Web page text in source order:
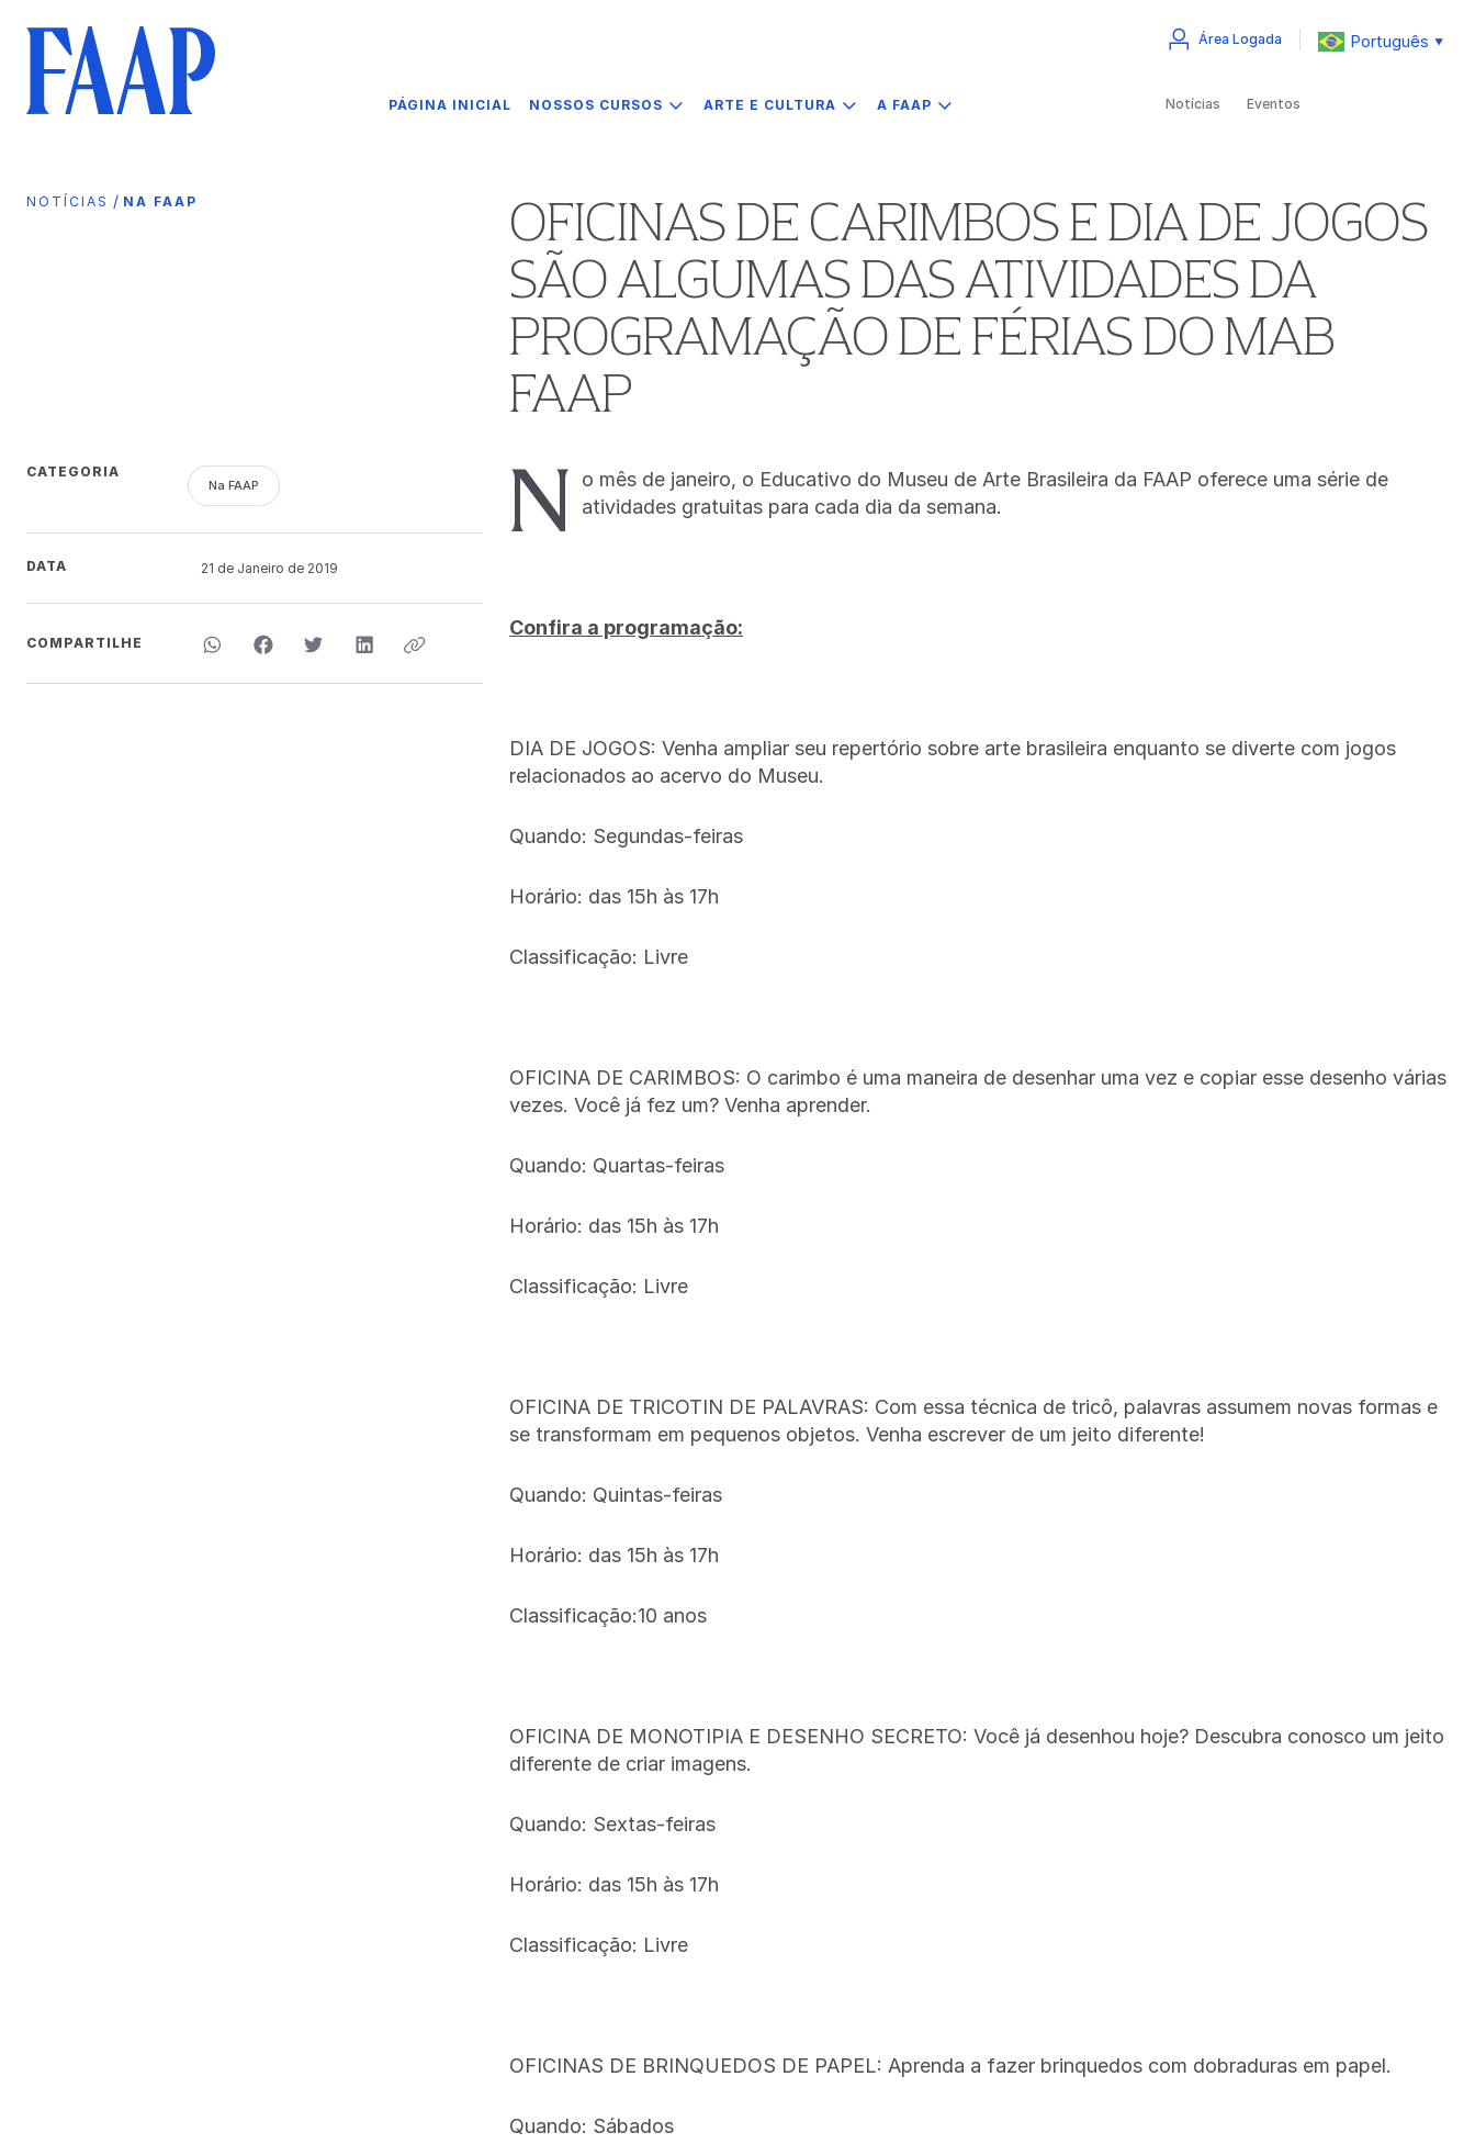
PÁGINA INICIAL NOSSOS CURSOS ARTE E CULTURA A FAAP
Área Logada Português ▼
Notícias Eventos
NOTÍCIAS / NA FAAP
OFICINAS DE CARIMBOS E DIA DE JOGOS
SÃO ALGUMAS DAS ATIVIDADES DA
PROGRAMAÇÃO DE FÉRIAS DO MAB
FAAP
CATEGORIA
Na FAAP
DATA 21 de Janeiro de 2019
COMPARTILHE
N
o mês de janeiro, o Educativo do Museu de Arte Brasileira da FAAP oferece uma série de
atividades gratuitas para cada dia da semana.
Confira a programação:
DIA DE JOGOS: Venha ampliar seu repertório sobre arte brasileira enquanto se diverte com jogos
relacionados ao acervo do Museu.
Quando: Segundas-feiras
Horário: das 15h às 17h
Classificação: Livre
OFICINA DE CARIMBOS: O carimbo é uma maneira de desenhar uma vez e copiar esse desenho várias
vezes. Você já fez um? Venha aprender.
Quando: Quartas-feiras
Horário: das 15h às 17h
Classificação: Livre
OFICINA DE TRICOTIN DE PALAVRAS: Com essa técnica de tricô, palavras assumem novas formas e
se transformam em pequenos objetos. Venha escrever de um jeito diferente!
Quando: Quintas-feiras
Horário: das 15h às 17h
Classificação:10 anos
OFICINA DE MONOTIPIA E DESENHO SECRETO: Você já desenhou hoje? Descubra conosco um jeito
diferente de criar imagens.
Quando: Sextas-feiras
Horário: das 15h às 17h
Classificação: Livre
OFICINAS DE BRINQUEDOS DE PAPEL: Aprenda a fazer brinquedos com dobraduras em papel.
Quando: Sábados